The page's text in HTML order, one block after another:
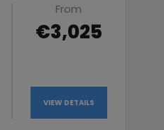
From
€3,025
VIEW DETAILS